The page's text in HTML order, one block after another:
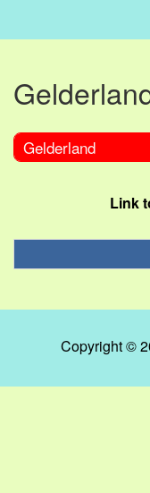
Gelderland
Link
Copyright ©